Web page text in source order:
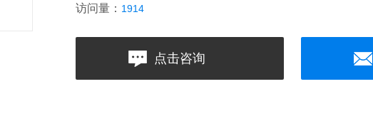
访问量： 1914
点击咨询